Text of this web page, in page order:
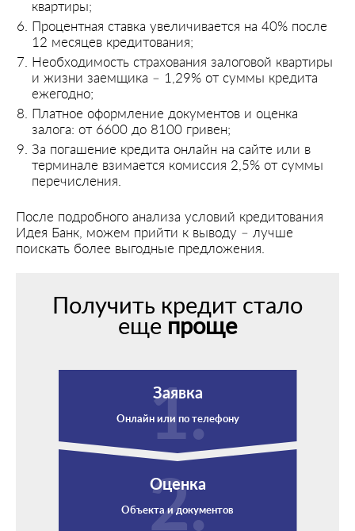
квартиры;
Процентная ставка увеличивается на 40% после
12 месяцев кредитования;
Необходимость страхования залоговой квартиры
и жизни заемщика – 1,29% от суммы кредита
ежегодно;
Платное оформление документов и оценка
залога: от 6600 до 8100 гривен;
За погашение кредита онлайн на сайте или в
терминале взимается комиссия 2,5% от суммы
перечисления.
После подробного анализа условий кредитования
Идея Банк, можем прийти к выводу – лучше
поискать более выгодные предложения.
Получить кредит стало
еще проще
Заявка
Онлайн или по телефону
Оценка
Объекта и документов